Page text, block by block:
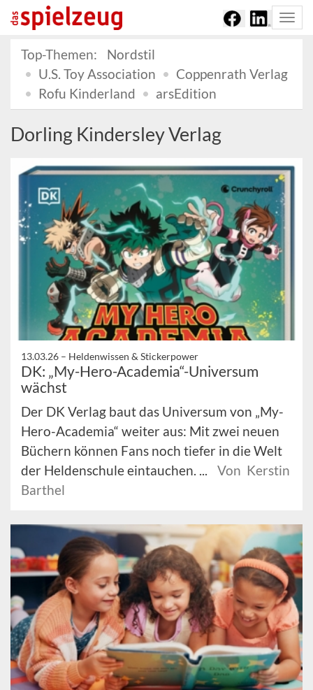
Top-Themen:
Nordstil
U.S. Toy Association
Coppenrath Verlag
Rofu Kinderland
arsEdition
Dorling Kindersley Verlag
13.03.26 – Heldenwissen & Stickerpower
DK: „My-Hero-Academia“-Universum
wächst
Der DK Verlag baut das Universum von „My-
Hero-Academia“ weiter aus: Mit zwei neuen
Büchern können Fans noch tiefer in die Welt
der Heldenschule eintauchen. ...
Von Kerstin
Barthel